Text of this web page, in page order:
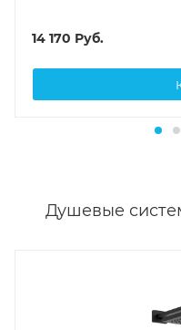
14 170 Руб.
Душевые